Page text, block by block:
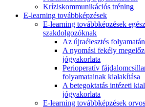
Kríziskommunikációs tréning
E-learning továbbképzések
E-learning továbbképzések
szakdolgozóknak
Az újraélesztés
A nyomási fekély
jógyakorlata
Perioperatív
folyamatainak kialakítása
A betegoktatás intézeti
jógyakorlata
E-learning továbbképzések